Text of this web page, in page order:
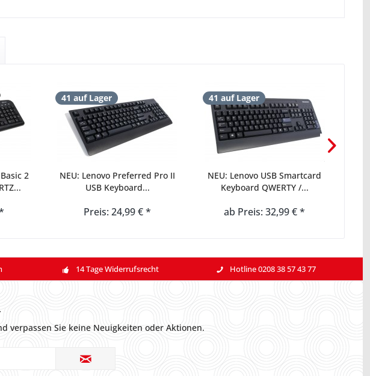
2
41 auf Lager
NEU: Lenovo Preferred Pro II
USB Keyboard...
Preis: 24,99 € *
41 auf Lager
NEU: Lenovo USB Smartcard
Keyboard QWERTY /...
ab Preis: 32,99 € *
14 Tage Widerrufsrecht Hotline 0208 38 57 43 77
verpassen Sie keine Neuigkeiten oder Aktionen.